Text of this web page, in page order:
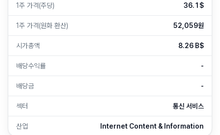
1주 가격(주당) 36.1$
1주 가격(원화 환산) 52,059원
시가총액 8.26 B$
배당수익률 -
배당금 -
섹터 통신 서비스
산업 Internet Content & Information